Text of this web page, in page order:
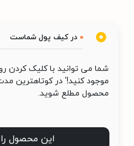
0 در کیف پول شماست
شما می توانید با کلیک کردن
موجود کنید!' در کوتاهترین
محصول مطلع شوید.
این محصول